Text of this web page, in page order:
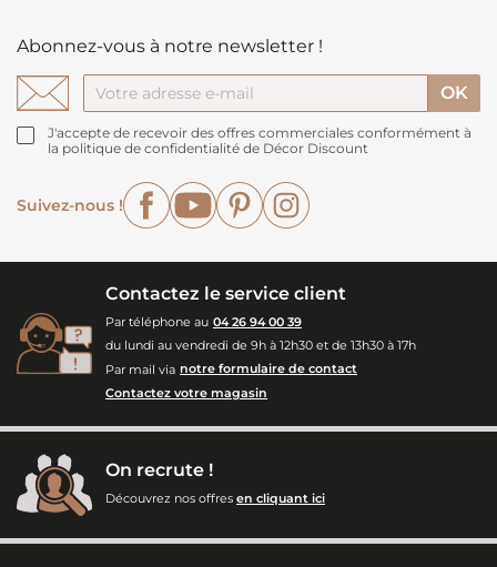
Abonnez-vous à notre newsletter !
J'accepte de recevoir des offres commerciales conformément à
la politique de confidentialité de Décor Discount
Suivez-nous !
FacebookYouTubePinterest
Contactez le service client
Par téléphone au 04 26 94 00 39
du lundi au vendredi de 9h à 12h30 et de 13h30 à 17h
Par mail via notre formulaire de contact
Contactez votre magasin
On recrute !
Découvrez nos offres en cliquant ici